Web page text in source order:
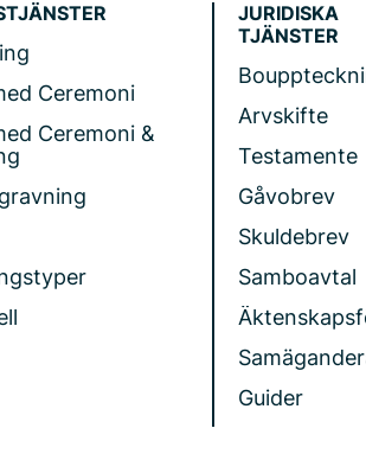
Ceremoni
Ceremoni &
JURIDISKA
TJÄNSTER
Arvskifte
Testamente
Gåvobrev
Skuldebrev
Samboavtal
Guider